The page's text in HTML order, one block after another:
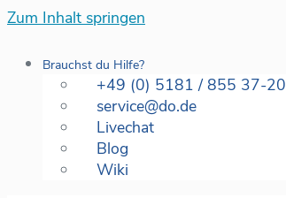
Zum Inhalt springen
Brauchst du Hilfe?
+49 (0) 5181 / 855 37-20
service@do.de
Livechat
Blog
Wiki